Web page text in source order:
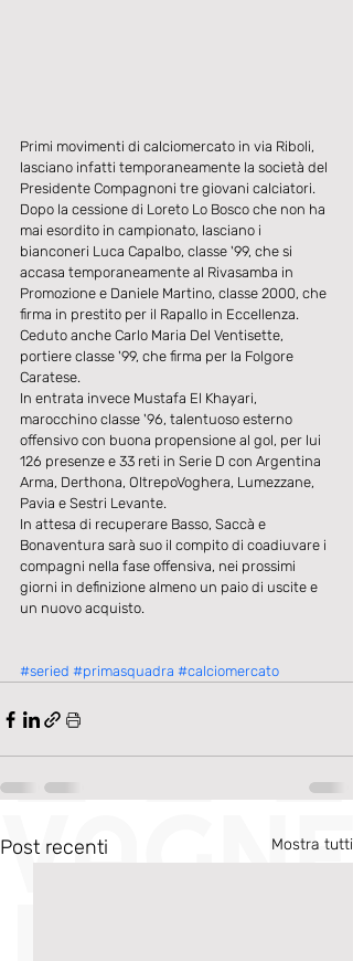
Primi movimenti di calciomercato in via Riboli,
lasciano infatti temporaneamente la società del
Presidente Compagnoni tre giovani calciatori.
Dopo la cessione di Loreto Lo Bosco che non ha
mai esordito in campionato, lasciano i
bianconeri Luca Capalbo, classe '99, che si
accasa temporaneamente al Rivasamba in
Promozione e Daniele Martino, classe 2000, che
firma in prestito per il Rapallo in Eccellenza.
Ceduto anche Carlo Maria Del Ventisette,
portiere classe '99, che firma per la Folgore
Caratese.
In entrata invece Mustafa El Khayari,
marocchino classe '96, talentuoso esterno
offensivo con buona propensione al gol, per lui
126 presenze e 33 reti in Serie D con Argentina
Arma, Derthona, OltrepoVoghera, Lumezzane,
Pavia e Sestri Levante.
In attesa di recuperare Basso, Saccà e
Bonaventura sarà suo il compito di coadiuvare i
compagni nella fase offensiva, nei prossimi
giorni in definizione almeno un paio di uscite e
un nuovo acquisto.
#seried #primasquadra #calciomercato
Post recenti Mostra tutti